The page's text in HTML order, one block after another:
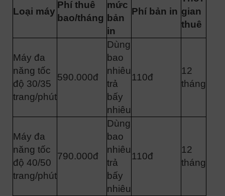
Loại máy
Phí thuê
bao/tháng
mức
bản
in
Phí bản in gian
thuê
Máy đa
năng tốc
độ 30/35
trang/phút
590.000đ
Dùng
bao
nhiêu
trả
bấy
nhiêu
110đ
12
tháng
Máy đa
năng tốc
độ 40/50
trang/phút
790.000đ
Dùng
bao
nhiêu
trả
bấy
nhiêu
110đ
12
tháng